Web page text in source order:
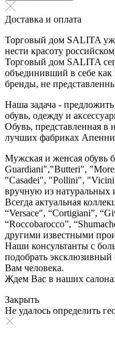
Доставка и оплата
Торговый дом SALITA
нести красоту
Торговый дом SALITA
объединивший в себе
бренды, не
Наша задача -
обувь, одежду и
Обувь, представленная в
лучших фабриках
Мужская и женсая обувь
Guardiani","Butteri",
"Casadei", "Pollini",
вручную из натуральных
Всегда актуальная
“Versace", “Cortigiani”,
“Roccobarocco”,
другими известными
Наши консультанты с
подобрать
Вам человека.
Ждем Вас в наших
Закрыть
Не удалось определить